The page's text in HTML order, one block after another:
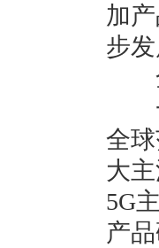
加
步
全
一
全
大
5G
产